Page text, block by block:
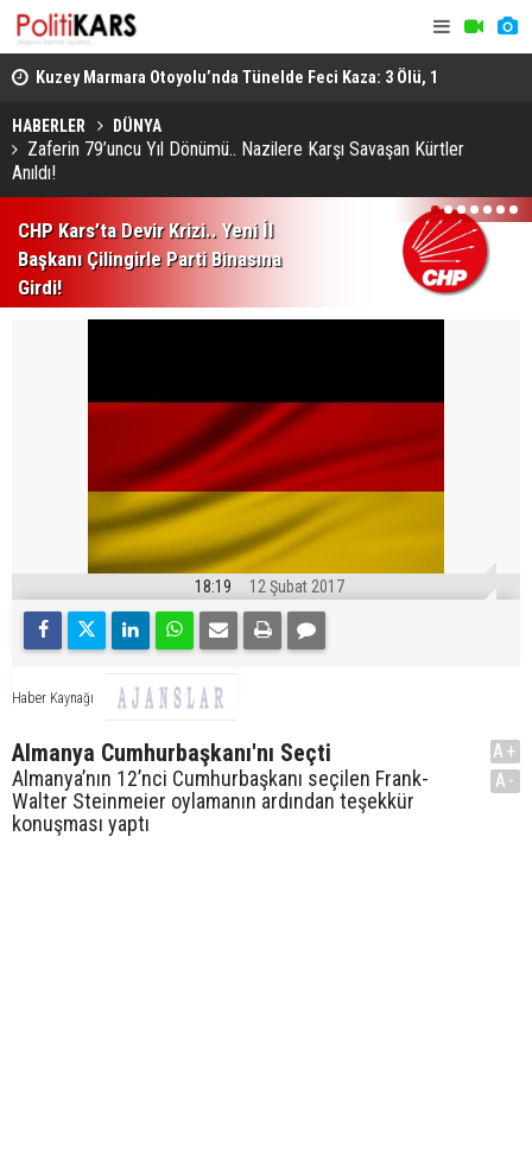
Kuzey Marmara Otoyolu’nda Tünelde Feci Kaza: 3 Ölü, 1
Ağır Yaralı
HABERLER DÜNYA
Zaferin 79’uncu Yıl Dönümü.. Nazilere Karşı Savaşan Kürtler
Anıldı!
CHP Kars’ta Devir Krizi.. Yeni İl
Başkanı Çilingirle Parti Binasına
Girdi!
1 2 3 4 5 6 7
18:19 12 Şubat 2017
Haber Kaynağı
Almanya Cumhurbaşkanı'nı Seçti
Almanya’nın 12’nci Cumhurbaşkanı seçilen Frank-
Walter Steinmeier oylamanın ardından teşekkür
konuşması yaptı
A+
A-